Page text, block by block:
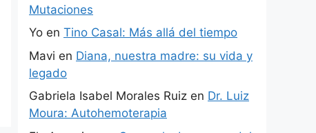
Mutaciones
Yo en Tino Casal: Más allá del tiempo
Mavi en Diana, nuestra madre: su vida y
legado
Gabriela Isabel Morales Ruiz en Dr. Luiz
Moura: Autohemoterapia